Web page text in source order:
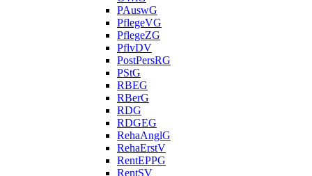
PAuswG
PflegeVG
PflegeZG
PflvDV
PostPersRG
PStG
RBEG
RBerG
RDG
RDGEG
RehaAnglG
RehaErstV
RentEPPG
RentSV